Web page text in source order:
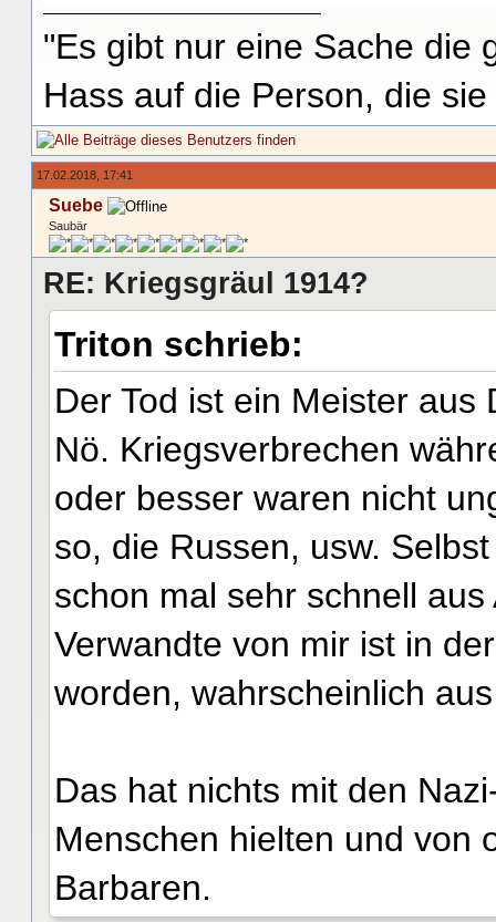
"Es gibt nur eine Sache die
Hass auf die Person, die
17.02.2018, 17:41
Suebe
Saubär
RE: Kriegsgräul 1914?
Triton schrieb:
Der Tod ist ein Meister aus
Nö. Kriegsverbrechen
oder besser waren nicht
so, die Russen, usw.
schon mal sehr schnell
Verwandte von mir ist in
worden, wahrscheinlich
Das hat nichts mit den
Menschen hielten und von
Barbaren.